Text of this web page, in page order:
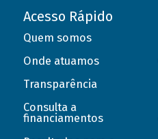
Acesso Rápido
Quem somos
Onde atuamos
Transparência
Consulta a
financiamentos